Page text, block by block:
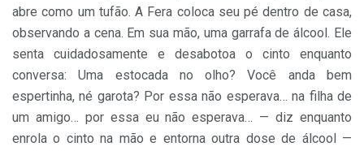
abre como um tufão. A Fera coloca seu pé dentro de casa,
observando a cena. Em sua mão, uma garrafa de álcool. Ele
senta cuidadosamente e desabotoa o cinto enquanto
conversa: Uma estocada no olho? Você anda bem
espertinha, né garota? Por essa não esperava… na filha de
um amigo… por essa eu não esperava… — diz enquanto
enrola o cinto na mão e entorna outra dose de álcool —